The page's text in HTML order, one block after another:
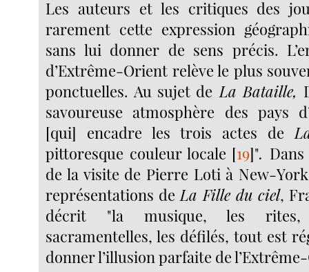
Les auteurs et les critiques des
rarement cette expression
sans lui donner de sens précis.
d’Extrême-Orient relève le plus
ponctuelles. Au sujet de La Bataille,
savoureuse atmosphère des pays
[qui] encadre les trois actes de
pittoresque couleur locale [19]".
de la visite de Pierre Loti à New-York
représentations deLa Fille du ciel,
décrit "la musique, les rites,
sacramentelles, les défilés, tout est
donner l’illusion parfaite de